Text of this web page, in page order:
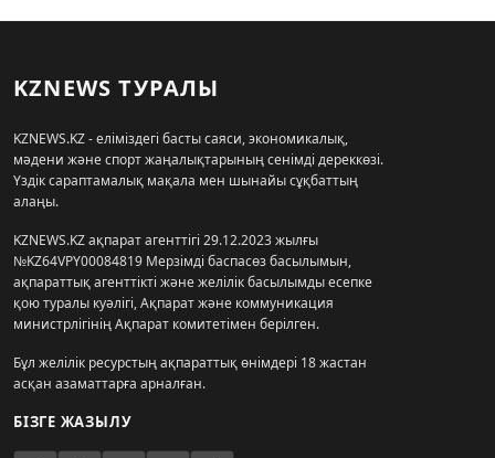
KZNEWS ТУРАЛЫ
KZNEWS.KZ - еліміздегі басты саяси, экономикалық,
мәдени және спорт жаңалықтарының сенімді дереккөзі.
Үздік сараптамалық мақала мен шынайы сұқбаттың
алаңы.
KZNEWS.KZ ақпарат агенттігі 29.12.2023 жылғы
№KZ64VPY00084819 Мерзімді баспасөз басылымын,
ақпараттық агенттікті және желілік басылымды есепке
қою туралы куәлігі, Ақпарат және коммуникация
министрлігінің Ақпарат комитетімен берілген.
Бұл желілік ресурстың ақпараттық өнімдері 18 жастан
асқан азаматтарға арналған.
БІЗГЕ ЖАЗЫЛУ